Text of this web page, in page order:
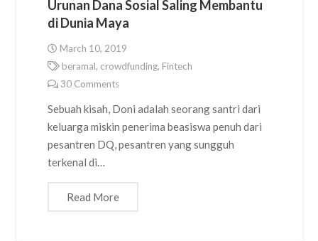
Urunan Dana Sosial Saling Membantu
di Dunia Maya
March 10, 2019
beramal, crowdfunding, Fintech
30 Comments
Sebuah kisah, Doni adalah seorang santri dari
keluarga miskin penerima beasiswa penuh dari
pesantren DQ, pesantren yang sungguh
terkenal di…
Read More